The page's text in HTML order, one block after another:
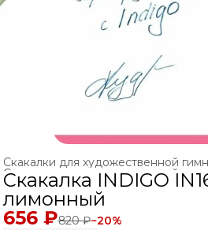
Скакалки для художественной
Скакалки для художественной
ХУДОЖЕСТВЕННАЯ
Главная ›
Скакалка INDIGO
лимонный
656 ₽820 ₽−20%